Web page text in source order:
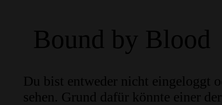
Bound by Blood
Du bist entweder nicht eingeloggt
sehen. Grund dafür könnte einer